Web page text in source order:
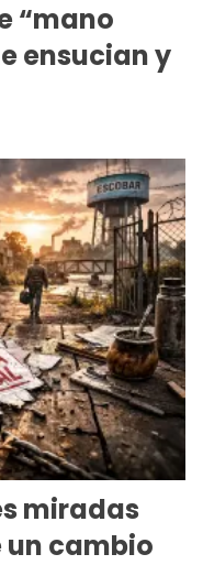
“mano
ensucian y
miradas
un cambio